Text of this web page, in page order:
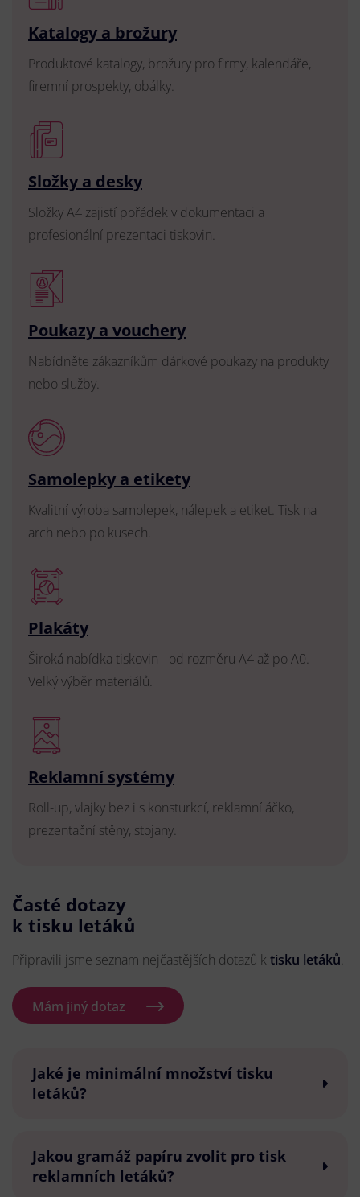
Katalogy a brožury
Produktové katalogy, brožury pro firmy, kalendáře,
firemní prospekty, obálky.
Složky a desky
Složky A4 zajistí pořádek v dokumentaci a
profesionální prezentaci tiskovin.
Poukazy a vouchery
Nabídněte zákazníkům dárkové poukazy na produkty
nebo služby.
Samolepky a etikety
Kvalitní výroba samolepek, nálepek a etiket. Tisk na
arch nebo po kusech.
Plakáty
Široká nabídka tiskovin - od rozměru A4 až po A0.
Velký výběr materiálů.
Reklamní systémy
Roll-up, vlajky bez i s konsturkcí, reklamní áčko,
prezentační stěny, stojany.
Časté dotazy
k tisku letáků
Připravili jsme seznam nejčastějších dotazů k tisku letáků.
Mám jiný dotaz
Jaké je minimální množství tisku
letáků?
Jakou gramáž papíru zvolit pro tisk
reklamních letáků?